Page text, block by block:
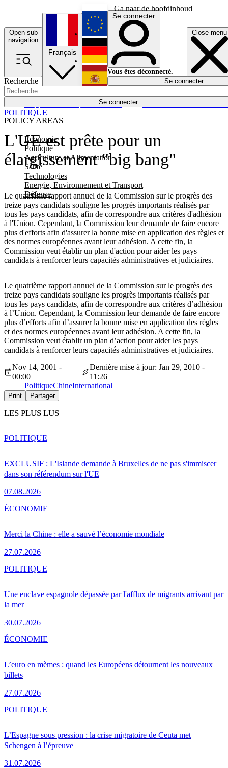
Ga naar de hoofdinhoud
Open sub
navigation
Close menu
Recherche
Se connecter
POLICY AREAS
Economie
Politique
Agriculture et Alimentation
Santé
Technologies
Energie, Environnement et Transport
Défense
Économie
Français
English
Deutsch
Español
Se connecter
Vous êtes déconnecté.
Se connecter
L'UE est prête pour un
élargissement "big bang"
Le quatrième rapport annuel de la Commission sur le progrès des
treize pays candidats souligne les progrès importants réalisés par
tous les pays candidats, afin de correspondre aux critères d'adhésion
à l'Union. Cependant, la Commission leur demande de faire encore
plus d'efforts afin d'assurer la bonne mise en application des règles et
des normes européennes avant leur adhésion. A cette fin, la
Commission veut établir un plan d'action pour aider les pays
candidats à renforcer leurs capacités administratives et judiciaires.
POLITIQUE
Le quatrième rapport annuel de la Commission sur le progrès des
treize pays candidats souligne les progrès importants réalisés par
tous les pays candidats, afin de correspondre aux critères d’adhésion
à l’Union. Cependant, la Commission leur demande de faire encore
plus d’efforts afin d’assurer la bonne mise en application des règles
et des normes européennes avant leur adhésion. A cette fin, la
Commission veut établir un plan d’action pour aider les pays
candidats à renforcer leurs capacités administratives et judiciaires.
Nov 14, 2001 -
00:00
Dernière mise à jour: Jan 29, 2010 -
11:26
PolitiqueChineInternational
Print Partager
LES PLUS LUS
EXCLUSIF : L'Islande demande à Bruxelles de ne pas s'immiscer
dans son référendum sur l'UE
07.08.2026
POLITIQUE
Merci la Chine : elle a sauvé l’économie mondiale
27.07.2026
ÉCONOMIE
Une enclave espagnole dépassée par l'afflux de migrants arrivant par
la mer
30.07.2026
POLITIQUE
L’euro en mèmes : quand les Européens détournent les nouveaux
billets
27.07.2026
ÉCONOMIE
L’Espagne sous pression : la crise migratoire de Ceuta met
Schengen à l’épreuve
31.07.2026
POLITIQUE